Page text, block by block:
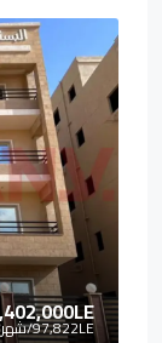
97,822LE
/